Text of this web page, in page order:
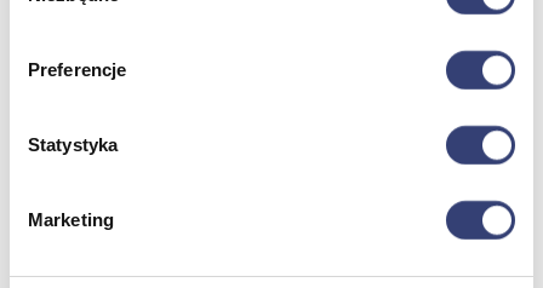
Preferencje
Statystyka
Marketing
Fotele do masażu
Zobacz wszystko
Dofinansowania
Dofinansowania